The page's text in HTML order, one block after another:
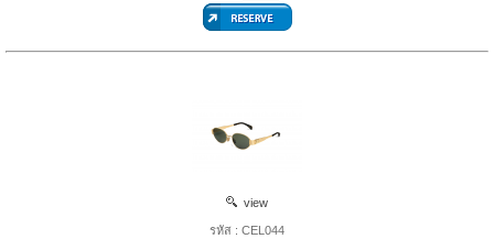
view
รหัส : CEL044